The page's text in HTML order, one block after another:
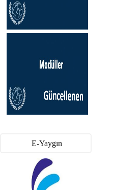
E-Yaygın